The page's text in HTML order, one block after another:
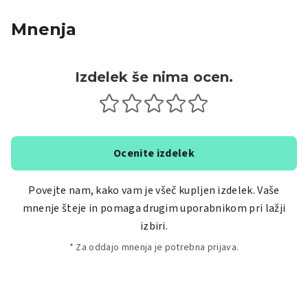
Mnenja
Izdelek še nima ocen.
Ocenite izdelek
Povejte nam, kako vam je všeč kupljen izdelek. Vaše
mnenje šteje in pomaga drugim uporabnikom pri lažji
izbiri.
* Za oddajo mnenja je potrebna prijava.